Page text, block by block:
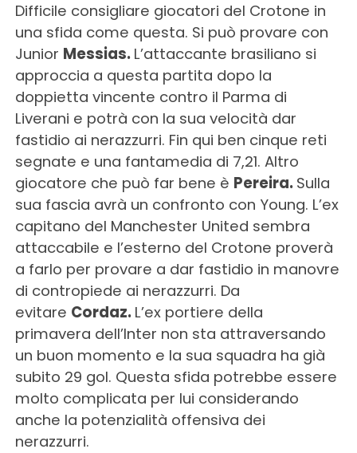
Difficile consigliare giocatori del Crotone in
una sfida come questa. Si può provare con
Junior Messias. L’attaccante brasiliano si
approccia a questa partita dopo la
doppietta vincente contro il Parma di
Liverani e potrà con la sua velocità dar
fastidio ai nerazzurri. Fin qui ben cinque reti
segnate e una fantamedia di 7,21. Altro
giocatore che può far bene è Pereira. Sulla
sua fascia avrà un confronto con Young. L’ex
capitano del Manchester United sembra
attaccabile e l’esterno del Crotone proverà
a farlo per provare a dar fastidio in manovre
di contropiede ai nerazzurri. Da
evitare Cordaz. L’ex portiere della
primavera dell’Inter non sta attraversando
un buon momento e la sua squadra ha già
subito 29 gol. Questa sfida potrebbe essere
molto complicata per lui considerando
anche la potenzialità offensiva dei
nerazzurri.